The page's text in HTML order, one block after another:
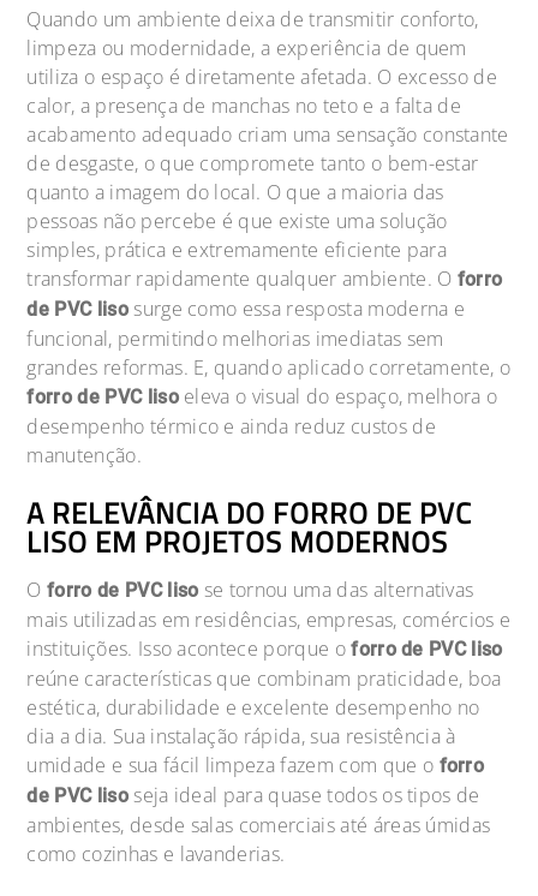
Quando um ambiente deixa de transmitir conforto,
limpeza ou modernidade, a experiência de quem
utiliza o espaço é diretamente afetada. O excesso de
calor, a presença de manchas no teto e a falta de
acabamento adequado criam uma sensação constante
de desgaste, o que compromete tanto o bem-estar
quanto a imagem do local. O que a maioria das
pessoas não percebe é que existe uma solução
simples, prática e extremamente eficiente para
transformar rapidamente qualquer ambiente. O forro
de PVC lisosurge como essa resposta moderna e
funcional, permitindo melhorias imediatas sem
grandes reformas. E, quando aplicado corretamente, o
forro de PVC lisoeleva o visual do espaço, melhora o
desempenho térmico e ainda reduz custos de
manutenção.
A RELEVÂNCIA DO FORRO DE PVC
LISO EM PROJETOS MODERNOS
Oforro de PVC liso se tornou uma das alternativas
mais utilizadas em residências, empresas, comércios e
instituições. Isso acontece porque oforro de PVC liso
reúne características que combinam praticidade, boa
estética, durabilidade e excelente desempenho no
dia a dia. Sua instalação rápida, sua resistência à
umidade e sua fácil limpeza fazem com que o forro
de PVC lisoseja ideal para quase todos os tipos de
ambientes, desde salas comerciais até áreas úmidas
como cozinhas e lavanderias.